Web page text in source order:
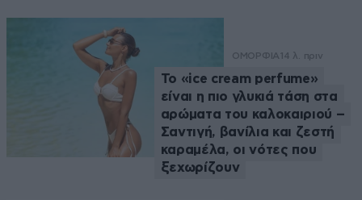
ΟΜΟΡΦΙΑ 14 λ. πριν
Το «ice cream perfume»
είναι η πιο γλυκιά τάση στα
αρώματα του καλοκαιριού –
Σαντιγή, βανίλια και ζεστή
καραμέλα, οι νότες που
ξεχωρίζουν